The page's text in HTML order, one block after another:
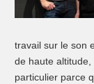
travail sur le son
de haute
particulier parce